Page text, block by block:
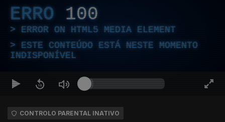
ERRO 100
ERROR ON HTML5 MEDIA ELEMENT
ESTE CONTEÚDO ESTÁ NESTE MOMENTO
INDISPONÍVEL
CONTROLO PARENTAL INATIVO